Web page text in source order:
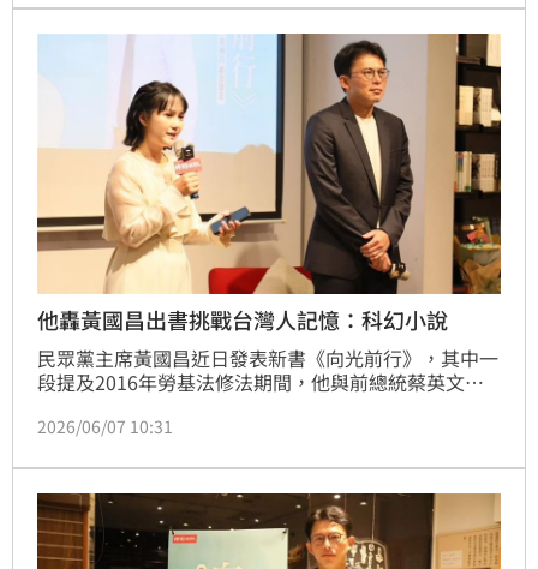
情之一」。
他轟黃國昌出書挑戰台灣人記憶：科幻小說
民眾黨主席黃國昌近日發表新書《向光前行》，其中一
段提及2016年勞基法修法期間，他與前總統蔡英文在
對他下「封口令」。姚人多透過臉書回擊，黃國昌則反
直呼，我們都沒失憶好嗎？他更批評，一個黨主席，整
天幻想當悲劇英雄，把回憶錄當科幻小說來寫，也實在
不簡單。
2026/06/07 10:31